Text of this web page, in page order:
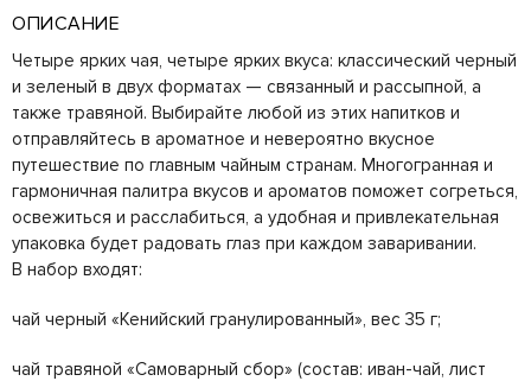
ОПИСАНИЕ
Четыре ярких чая, четыре ярких вкуса: классический черный
и зеленый в двух форматах — связанный и рассыпной, а
также травяной. Выбирайте любой из этих напитков и
отправляйтесь в ароматное и невероятно вкусное
путешествие по главным чайным странам. Многогранная и
гармоничная палитра вкусов и ароматов поможет согреться,
освежиться и расслабиться, а удобная и привлекательная
упаковка будет радовать глаз при каждом заваривании.
В набор входят:
чай черный «Кенийский гранулированный», вес 35 г;
чай травяной «Самоварный сбор» (состав: иван-чай, лист